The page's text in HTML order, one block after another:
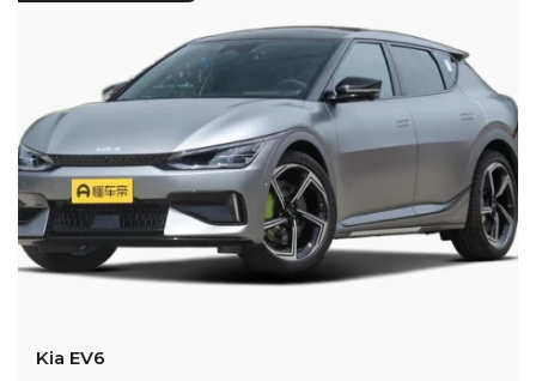
Kia EV6